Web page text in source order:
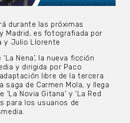
durante las próximas
Madrid, es fotografiada por
y Julio Llorente
Nena’, la nueva ficción
y dirigida por Paco
libre de la tercera
saga de Carmen Mola, y llega
Novia Gitana’ y ‘La Red
para los usuarios de